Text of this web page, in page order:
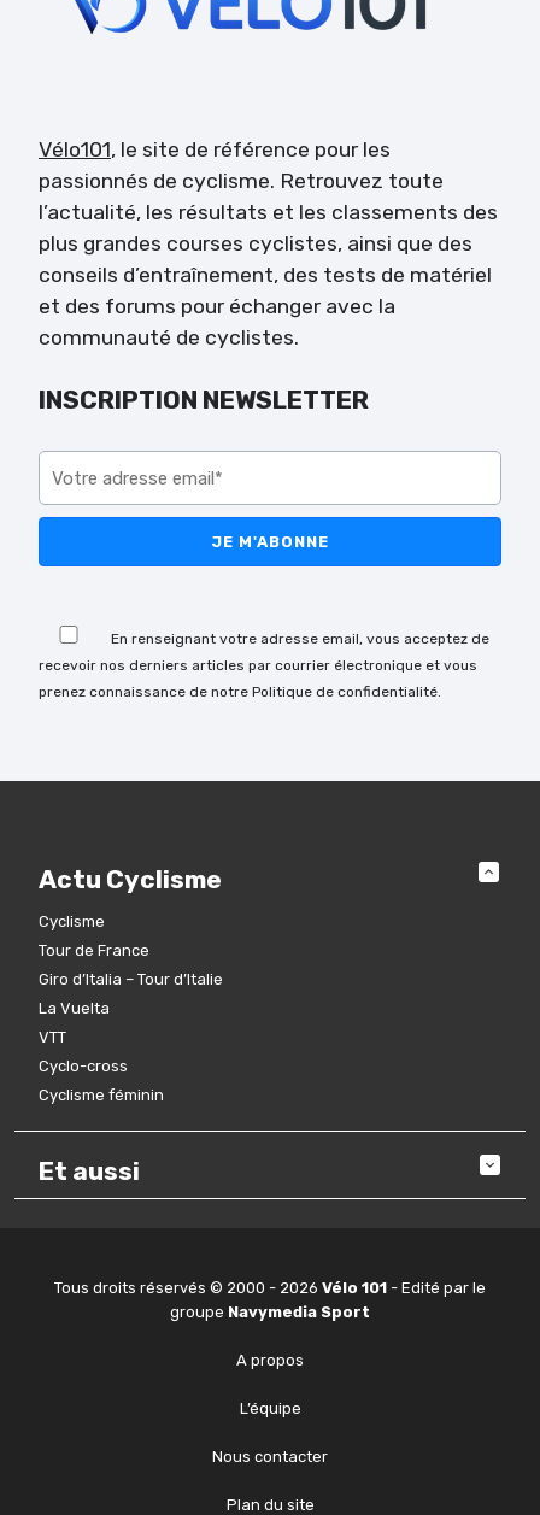
Vélo101, le site de référence pour les
passionnés de cyclisme. Retrouvez toute
l’actualité, les résultats et les classements des
plus grandes courses cyclistes, ainsi que des
conseils d’entraînement, des tests de matériel
et des forums pour échanger avec la
communauté de cyclistes.
INSCRIPTION NEWSLETTER
En renseignant votre adresse email, vous acceptez de
recevoir nos derniers articles par courrier électronique et vous
prenez connaissance de notre Politique de confidentialité.
Actu Cyclisme
Cyclisme
Tour de France
Giro d’Italia – Tour d’Italie
La Vuelta
VTT
Cyclo-cross
Cyclisme féminin
Et aussi
Tous droits réservés © 2000 - 2026 Vélo 101 - Edité par le
groupe Navymedia Sport
A propos
L’équipe
Nous contacter
Plan du site